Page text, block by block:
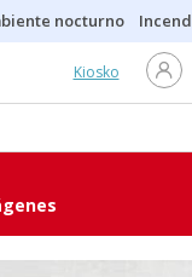
nocturno
Kiosko